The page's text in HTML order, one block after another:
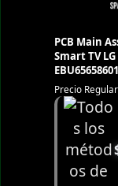
PCB Main
Smart TV LG
EBU65658601
Precio